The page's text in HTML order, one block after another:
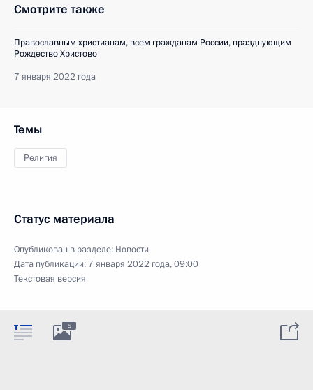
Смотрите также
Православным христианам, всем гражданам России, празднующим
Рождество Христово
7 января 2022 года
Темы
Религия
Статус материала
Опубликован в разделе: Новости
Дата публикации: 7 января 2022 года, 09:00
Текстовая версия
5